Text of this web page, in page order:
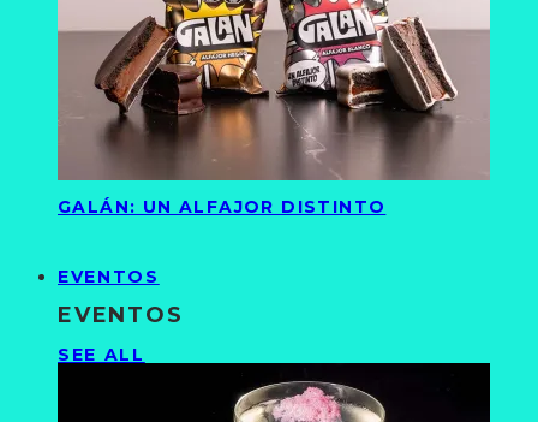
GALÁN: UN ALFAJOR DISTINTO
EVENTOS
EVENTOS
SEE ALL